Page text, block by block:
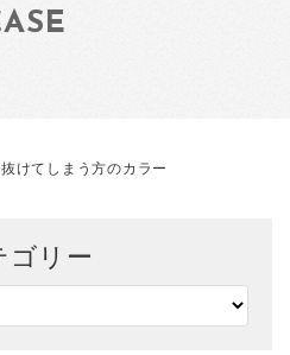
けてしまう方のカラー
ゴリー